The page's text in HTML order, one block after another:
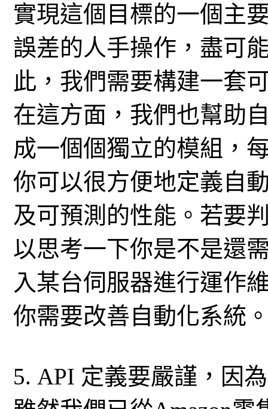
實現這個目標的一個主
誤差的人手操作，盡可
此，我們需要構建一套
在這方面，我們也幫助
成一個個獨立的模組，
你可以很方便地定義自
及可預測的性能。若要
以思考一下你是不是還
入某台伺服器進行運作
你需要改善自動化系統
5. API 定義要嚴謹，因